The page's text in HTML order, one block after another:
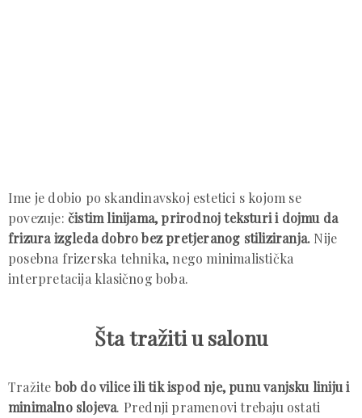
Ime je dobio po skandinavskoj estetici s kojom se
povezuje: čistim linijama, prirodnoj teksturi i dojmu da
frizura izgleda dobro bez pretjeranog stiliziranja. Nije
posebna frizerska tehnika, nego minimalistička
interpretacija klasičnog boba.
Šta tražiti u salonu
Tražitebob do vilice ili tik ispod nje, punu vanjsku liniju i
minimalno slojeva. Prednji pramenovi trebaju ostati